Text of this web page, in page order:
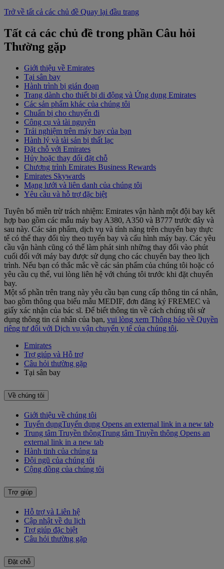
Trở về tất cả các chủ đề Quay lại đầu trang
Tất cả các chủ đề trong phần Câu hỏi
Thường gặp
Giới thiệu về Emirates
Tại sân bay
Hành trình bị gián đoạn
Trang dành cho thiết bị di động và Ứng dụng Emirates
Các sản phẩm khác của chúng tôi
Chuẩn bị cho chuyến đi
Công cụ và tài nguyên
Trải nghiệm trên máy bay của bạn
Hành lý và tài sản bị thất lạc
Đặt chỗ với Emirates
Hủy hoặc thay đổi đặt chỗ
Chương trình Emirates Business Rewards
Emirates Skywards
Mạng lưới và liên danh của chúng tôi
Yêu cầu và hỗ trợ đặc biệt
Tuyên bố miễn trừ trách nhiệm: Emirates vận hành một đội bay kết
hợp bao gồm các mẫu máy bay A380, A350 và B777 trước đây và
sau này. Các sản phẩm, dịch vụ và tính năng trên chuyến bay thực
tế có thể thay đổi tùy theo tuyến bay và cấu hình máy bay. Các yêu
cầu vận hành cũng có thể làm phát sinh những thay đổi vào phút
cuối đối với máy bay được sử dụng cho các chuyến bay theo lịch
trình. Nếu bạn có thắc mắc về các sản phẩm của chúng tôi hoặc có
yêu cầu cụ thể, vui lòng liên hệ với chúng tôi trước khi đặt chuyến
bay.
Một số phần trên trang này yêu cầu bạn cung cấp thông tin cá nhân,
bao gồm thông qua biểu mẫu MEDIF, đơn đăng ký FREMEC và
giấy xác nhận của bác sĩ. Để biết thông tin về cách chúng tôi sử
dụng thông tin cá nhân của bạn, vui lòng xem Thông báo về Quyền
riêng tư đối với Dịch vụ vận chuyển y tế của chúng tôi.
Emirates
Trợ giúp và Hỗ trợ
Câu hỏi thường gặp
Tại sân bay
Về chúng tôi
Giới thiệu về chúng tôi
Tuyển dụngTuyển dụng Opens an external link in a new tab
Trung tâm Truyền thôngTrung tâm Truyền thông Opens an
external link in a new tab
Hành tinh của chúng ta
Đội ngũ của chúng tôi
Cộng đồng của chúng tôi
Trợ giúp
Hỗ trợ và Liên hệ
Cập nhật về du lịch
Trợ giúp đặc biệt
Câu hỏi thường gặp
Đặt chỗ